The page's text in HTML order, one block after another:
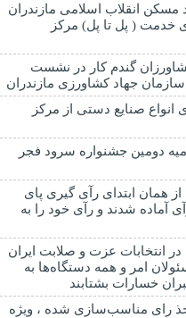
مسکن انقلاب اسلامی مازندران
خدمت ( پل تا پل) مرکز
گندم کار در نشست
جهاد کشاورزی مازندران
انواع صنایع دستی از مرکز
دومین جشنواره سرود فجر
همان ابتدای رآی گیری پای
شدند و رآی خود را به
انتخابات عزت و صلابت ایران
امر و همه دستگاه‌ها به
خسارات بشتابند
رای مناسب‌سازی شده ، ویژه